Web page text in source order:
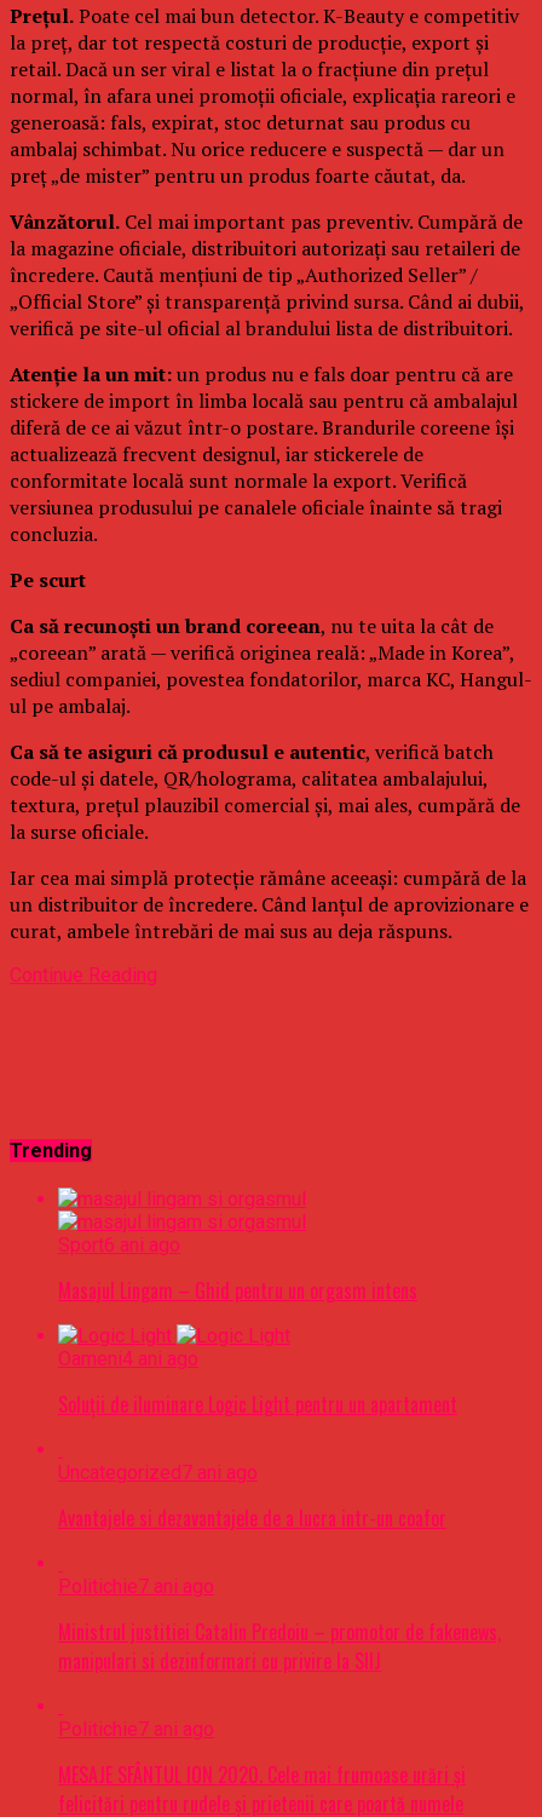
Prețul.Poate cel mai bun detector. K-Beauty e competitiv
la preț, dar tot respectă costuri de producție, export și
retail. Dacă un ser viral e listat la o fracțiune din prețul
normal, în afara unei promoții oficiale, explicația rareori e
generoasă: fals, expirat, stoc deturnat sau produs cu
ambalaj schimbat. Nu orice reducere e suspectă — dar un
preț „de mister” pentru un produs foarte căutat, da.
Vânzătorul. Cel mai important pas preventiv. Cumpără de
la magazine oficiale, distribuitori autorizați sau retaileri de
încredere. Caută mențiuni de tip „Authorized Seller” /
„Official Store” și transparență privind sursa. Când ai dubii,
verifică pe site-ul oficial al brandului lista de distribuitori.
Atenție la un mit:un produs nu e fals doar pentru că are
stickere de import în limba locală sau pentru că ambalajul
diferă de ce ai văzut într-o postare. Brandurile coreene își
actualizează frecvent designul, iar stickerele de
conformitate locală sunt normale la export. Verifică
versiunea produsului pe canalele oficiale înainte să tragi
concluzia.
Pe scurt
Ca să recunoști un brand coreean, nu te uita la cât de
„coreean” arată — verifică originea reală: „Made in Korea”,
sediul companiei, povestea fondatorilor, marca KC, Hangul-
ul pe ambalaj.
Ca să te asiguri că produsul e autentic, verifică batch
code-ul și datele, QR/holograma, calitatea ambalajului,
textura, prețul plauzibil comercial și, mai ales, cumpără de
la surse oficiale.
Iar cea mai simplă protecție rămâne aceeași: cumpără de la
un distribuitor de încredere. Când lanțul de aprovizionare e
curat, ambele întrebări de mai sus au deja răspuns.
Continue Reading
Trending
Sport6 ani ago
Masajul Lingam – Ghid pentru un orgasm intens
Oameni4 ani ago
Soluții de iluminare Logic Light pentru un apartament
Uncategorized7 ani ago
Avantajele si dezavantajele de a lucra intr-un coafor
Politichie7 ani ago
Ministrul justitiei Catalin Predoiu – promotor de fakenews,
manipulari si dezinformari cu privire la SIIJ
Politichie7 ani ago
MESAJE SFÂNTUL ION 2020. Cele mai frumoase urări şi
felicitări pentru rudele şi prietenii care poartă numele